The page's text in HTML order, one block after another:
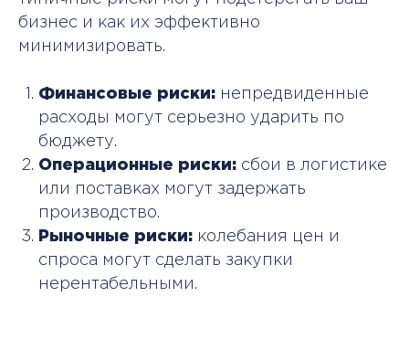
бизнес и как их эффективно
минимизировать.
Финансовые риски: непредвиденные
расходы могут серьезно ударить по
бюджету.
Операционные риски: сбои в логистике
или поставках могут задержать
производство.
Рыночные риски: колебания цен и
спроса могут сделать закупки
нерентабельными.